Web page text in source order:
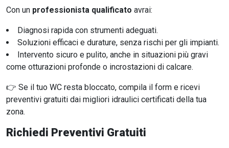
Con un professionista qualificato avrai:
Diagnosi rapida con strumenti adeguati.
Soluzioni efficaci e durature, senza rischi per gli impianti.
Intervento sicuro e pulito, anche in situazioni più gravi
come otturazioni profonde o incrostazioni di calcare.
👉 Se il tuo WC resta bloccato, compila il form e ricevi
preventivi gratuiti dai migliori idraulici certificati della tua
zona.
Richiedi Preventivi Gratuiti